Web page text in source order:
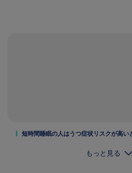
短時間睡眠の人はうつ症状リスクが高い
もっと見る